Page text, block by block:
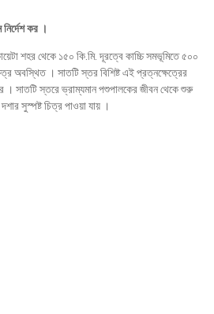
কর ।
শহর থেকে ১৫০ কি.মি. দূরত্বে কাচ্চি সমভূমিতে ৫০০
অবস্থিত । সাতটি স্তর বিশিষ্ট এই প্রত্নক্ষেত্রের
সাতটি স্তরে ভ্রাম্যমান পশুপালকের জীবন থেকে শুরু
সুস্পষ্ট চিত্র পাওয়া যায় ।